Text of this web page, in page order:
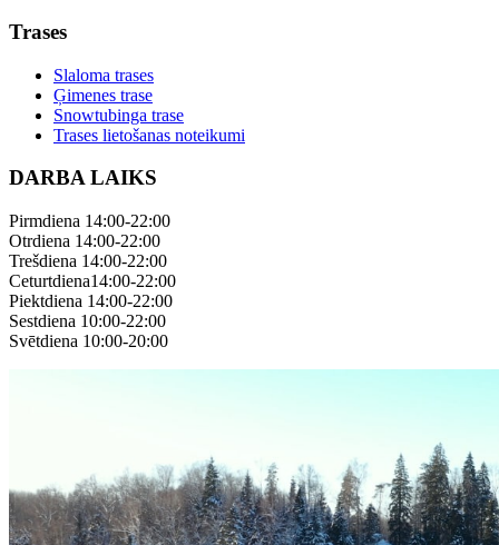
Trases
Slaloma trases
Ģimenes trase
Snowtubinga trase
Trases lietošanas noteikumi
DARBA LAIKS
Pirmdiena 14:00-22:00
Otrdiena 14:00-22:00
Trešdiena 14:00-22:00
Ceturtdiena14:00-22:00
Piektdiena 14:00-22:00
Sestdiena 10:00-22:00
Svētdiena 10:00-20:00